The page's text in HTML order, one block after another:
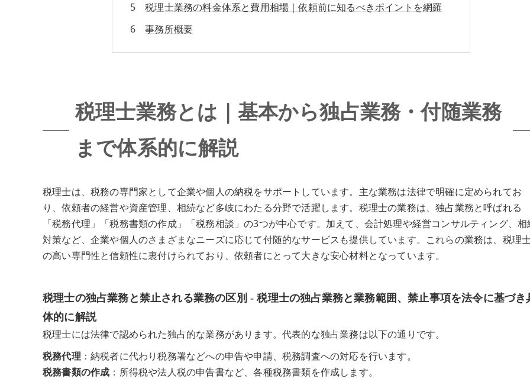
税理士業務の料金体系と費用相場｜依頼前に知るべきポイントを網羅
事務所概要
税理士業務とは｜基本から独占業務・付随業務
まで体系的に解説
税理士は、税務の専門家として企業や個人の納税をサポートしています。主な業務は法律で明確に定められてお
り、依頼者の経営や資産管理、相続など多岐にわたる分野で活躍します。税理士の業務は、独占業務と呼ばれる
「税務代理」「税務書類の作成」「税務相談」の3つが中心です。加えて、会計処理や経営コンサルティング、相
対策など、企業や個人のさまざまなニーズに応じて付随的なサービスも提供しています。これらの業務は、税理
の高い専門性と信頼性に裏付けられており、依頼者にとって大きな安心材料となっています。
税理士の独占業務と禁止される業務の区別 - 税理士の独占業務と業務範囲、禁止事項を法令に基づき
体的に解説
税理士には法律で認められた独占的な業務があります。代表的な独占業務は以下の通りです。
税務代理 ：納税者に代わり税務署などへの申告や申請、税務調査への対応を行います。
税務書類の作成 ：所得税や法人税の申告書など、各種税務書類を作成します。